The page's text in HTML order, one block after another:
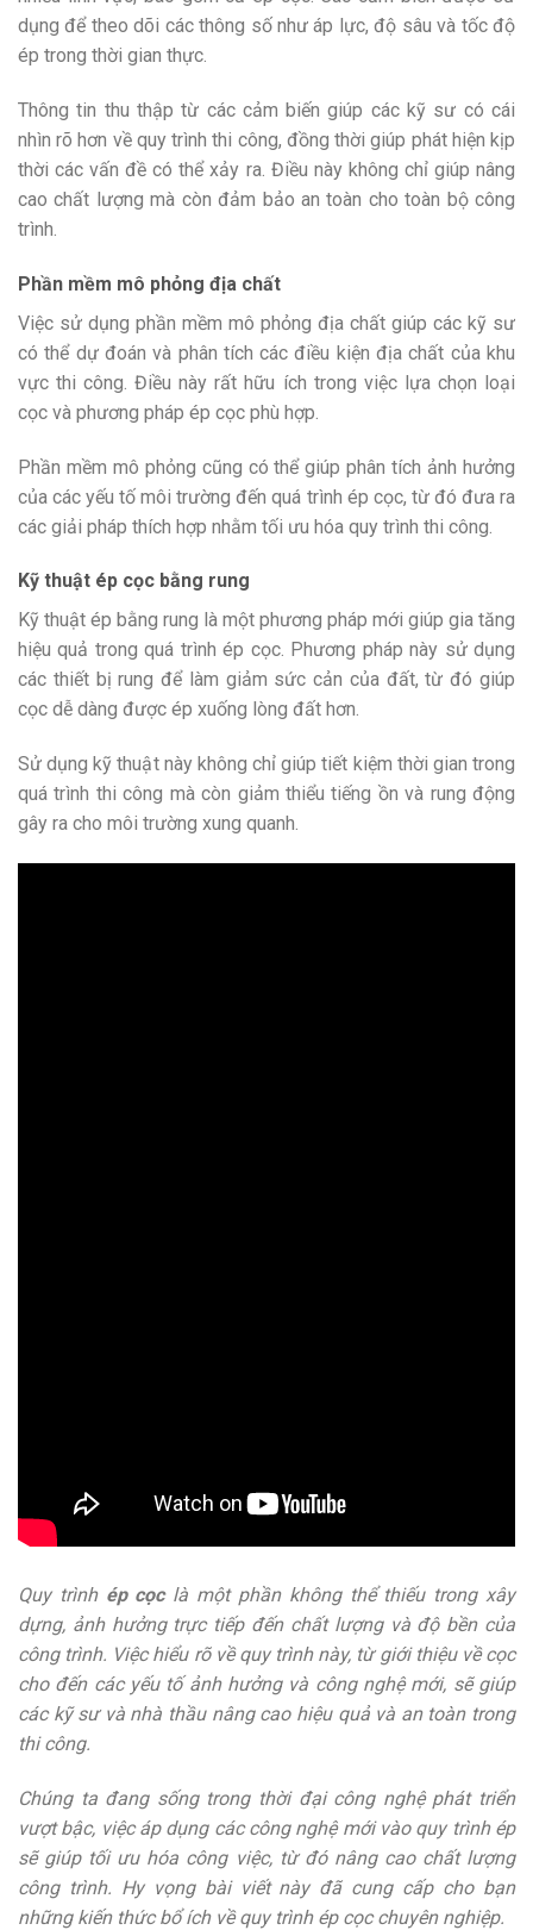
dụng để theo dõi các thông số như áp lực, độ sâu và tốc độ
ép trong thời gian thực.
Thông tin thu thập từ các cảm biến giúp các kỹ sư có cái
nhìn rõ hơn về quy trình thi công, đồng thời giúp phát hiện kịp
thời các vấn đề có thể xảy ra. Điều này không chỉ giúp nâng
cao chất lượng mà còn đảm bảo an toàn cho toàn bộ công
trình.
Phần mềm mô phỏng địa chất
Việc sử dụng phần mềm mô phỏng địa chất giúp các kỹ sư
có thể dự đoán và phân tích các điều kiện địa chất của khu
vực thi công. Điều này rất hữu ích trong việc lựa chọn loại
cọc và phương pháp ép cọc phù hợp.
Phần mềm mô phỏng cũng có thể giúp phân tích ảnh hưởng
của các yếu tố môi trường đến quá trình ép cọc, từ đó đưa ra
các giải pháp thích hợp nhằm tối ưu hóa quy trình thi công.
Kỹ thuật ép cọc bằng rung
Kỹ thuật ép bằng rung là một phương pháp mới giúp gia tăng
hiệu quả trong quá trình ép cọc. Phương pháp này sử dụng
các thiết bị rung để làm giảm sức cản của đất, từ đó giúp
cọc dễ dàng được ép xuống lòng đất hơn.
Sử dụng kỹ thuật này không chỉ giúp tiết kiệm thời gian trong
quá trình thi công mà còn giảm thiểu tiếng ồn và rung động
gây ra cho môi trường xung quanh.
Quy trình ép cọclà một phần không thể thiếu trong xây
dựng, ảnh hưởng trực tiếp đến chất lượng và độ bền của
công trình. Việc hiểu rõ về quy trình này, từ giới thiệu về cọc
cho đến các yếu tố ảnh hưởng và công nghệ mới, sẽ giúp
các kỹ sư và nhà thầu nâng cao hiệu quả và an toàn trong
thi công.
Chúng ta đang sống trong thời đại công nghệ phát triển
vượt bậc, việc áp dụng các công nghệ mới vào quy trình ép
sẽ giúp tối ưu hóa công việc, từ đó nâng cao chất lượng
công trình. Hy vọng bài viết này đã cung cấp cho bạn
những kiến thức bổ ích về quy trình ép cọc chuyên nghiệp.